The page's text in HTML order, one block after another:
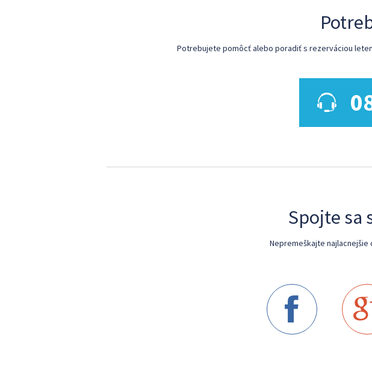
Potrebujete pomôcť alebo poradiť s rezerváciou
Spojte sa
Nepremeškajte